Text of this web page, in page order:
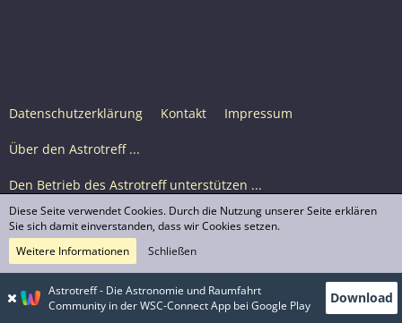
Datenschutzerklärung Kontakt Impressum
Über den Astrotreff ...
Den Betrieb des Astrotreff unterstützen ...
Nutzungsbedingungen
© Astrotreff 2001-2026, lizenziert unter CC BY-SA,
sofern für einzelne Inhalte nicht anders angegeben
Astrotreff - Die Astronomie und Raumfahrt
Community in der WSC-Connect App bei Google Play
Download
Diese Seite verwendet Cookies. Durch die Nutzung unserer Seite erklären
Sie sich damit einverstanden, dass wir Cookies setzen.
Weitere Informationen
Schließen